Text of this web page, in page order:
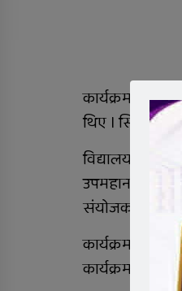
कार्यक्रममा
थिए । सिकाई
विद्यालयका
संयोजक मान
कार्यक्रममा
कार्यक्रम सफल